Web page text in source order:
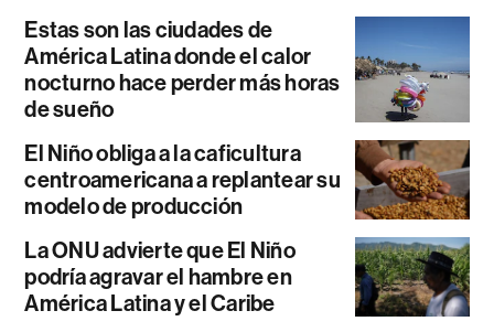
Estas son las ciudades de
América Latina donde el calor
nocturno hace perder más horas
de sueño
El Niño obliga a la caficultura
centroamericana a replantear su
modelo de producción
La ONU advierte que El Niño
podría agravar el hambre en
América Latina y el Caribe